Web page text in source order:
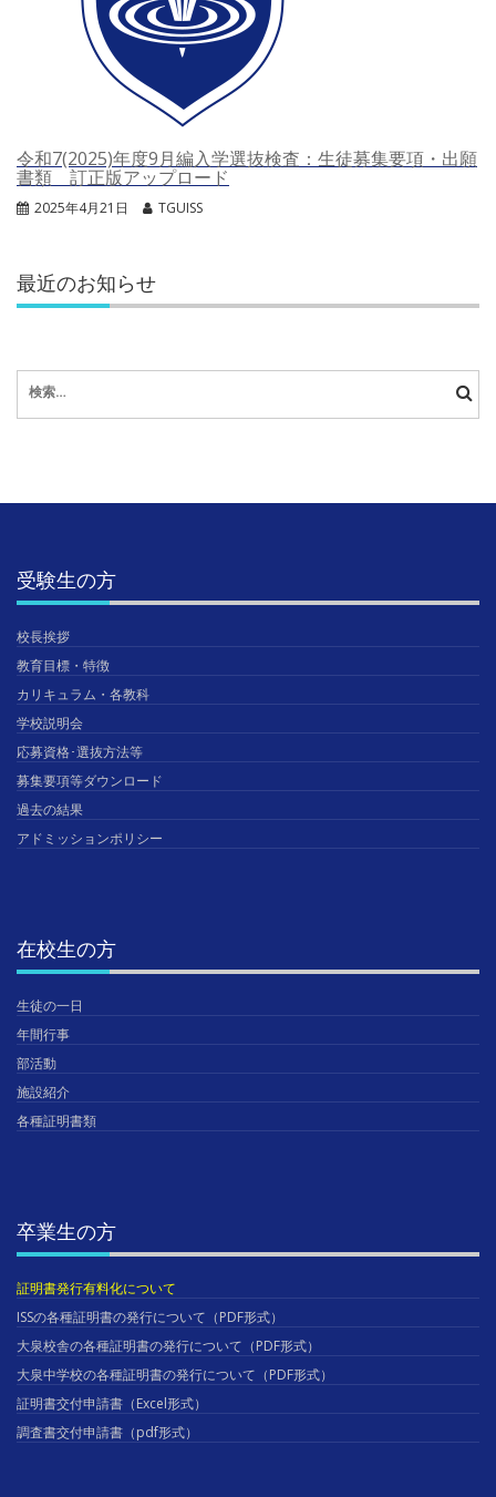
令和7(2025)年度9月編入学選抜検査：生徒募集要項・出願
書類 訂正版アップロード
2025年4月21日 TGUISS
最近のお知らせ
索:
受験生の方
校長挨拶
教育目標・特徴
カリキュラム・各教科
学校説明会
応募資格･選抜方法等
募集要項等ダウンロード
過去の結果
アドミッションポリシー
在校生の方
生徒の一日
年間行事
部活動
施設紹介
各種証明書類
卒業生の方
証明書発行有料化について
ISSの各種証明書の発行について（PDF形式）
大泉校舎の各種証明書の発行について（PDF形式）
大泉中学校の各種証明書の発行について（PDF形式）
証明書交付申請書（Excel形式）
調査書交付申請書（pdf形式）